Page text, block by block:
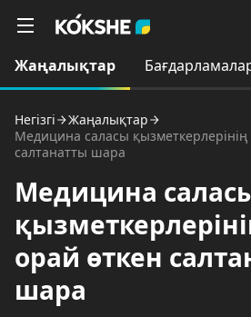
Жаңалықтар
Негізгі
Жаңалықтар
Медицина саласы қызметкерлерінің
салтанатты шара
Медицина
орай өткен
шара